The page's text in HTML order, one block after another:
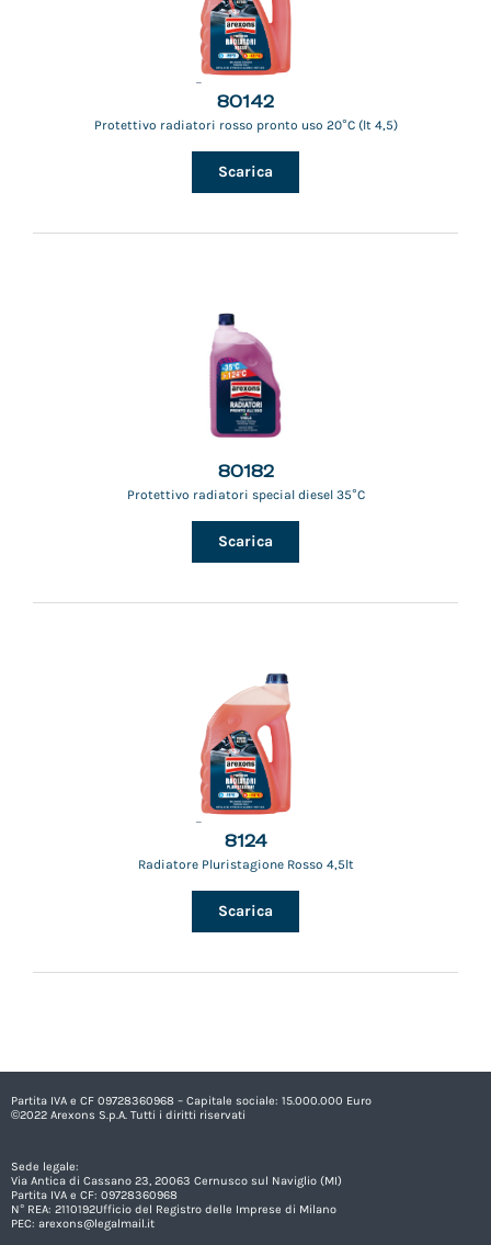
80142
Protettivo radiatori rosso pronto uso 20°C (lt 4,5)
Scarica
80182
Protettivo radiatori special diesel 35°C
Scarica
8124
Radiatore Pluristagione Rosso 4,5lt
Scarica
Partita IVA e CF 09728360968 – Capitale sociale: 15.000.000 Euro
©2022 Arexons S.p.A. Tutti i diritti riservati
Sede legale:
Via Antica di Cassano 23, 20063 Cernusco sul Naviglio (MI)
Partita IVA e CF: 09728360968
N° REA: 2110192Ufficio del Registro delle Imprese di Milano
PEC: arexons@legalmail.it